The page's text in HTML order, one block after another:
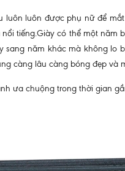
luôn luôn được phụ nữ để
tiếng.Giày có thể một
sang năm khác mà không lo
càng lâu càng bóng đẹp và
ưa chuộng trong thời gian